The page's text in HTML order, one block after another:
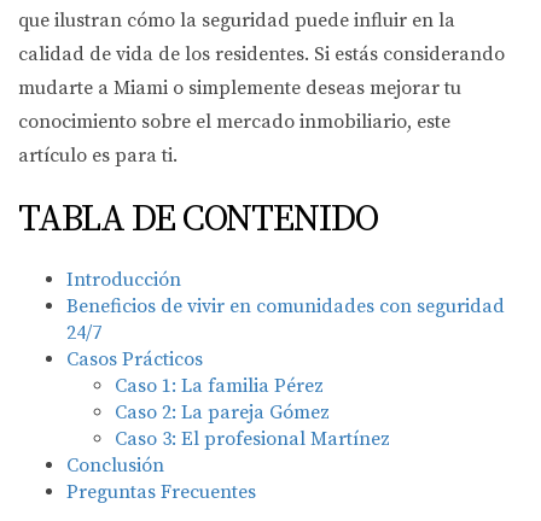
que ilustran cómo la seguridad puede influir en la
calidad de vida de los residentes. Si estás considerando
mudarte a Miami o simplemente deseas mejorar tu
conocimiento sobre el mercado inmobiliario, este
artículo es para ti.
TABLA DE CONTENIDO
Introducción
Beneficios de vivir en comunidades con seguridad
24/7
Casos Prácticos
Caso 1: La familia Pérez
Caso 2: La pareja Gómez
Caso 3: El profesional Martínez
Conclusión
Preguntas Frecuentes